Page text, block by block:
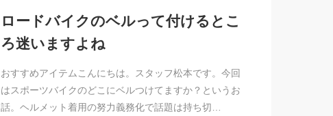
ロードバイクのベルって付けるとこ
ろ迷いますよね
おすすめアイテムこんにちは。スタッフ松本です。今回
はスポーツバイクのどこにベルつけてますか？というお
話。ヘルメット着用の努力義務化で話題は持ち切…